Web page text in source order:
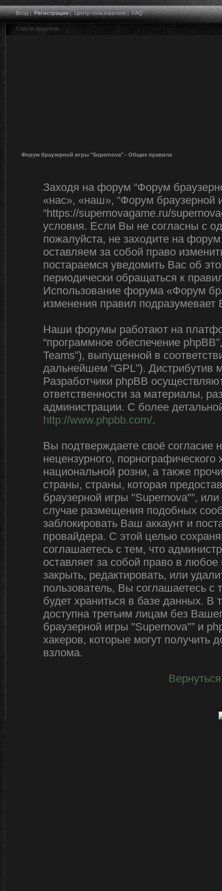
Вход|Регистрация|Центр пользователя|FAQ
Список форумов
Форум браузерной игры "Supernova" - Общие правила
Заходя на форум “Форум
«нас», «наш», “Форум браузерной
“https://supernovagame.ru/
условия. Если Вы не согласны с
пожалуйста, не заходите на
оставляем за собой право
постараемся уведомить Вас об
периодически обращаться к
Использование форума «Форум
изменения правил
Наши форумы работают на
“программное обеспечение
Teams”), выпущенной в
дальнейшем “GPL”). Дистрибутив
Разработчики phpBB
ответственности за материалы,
администрации. С более
http://www.phpbb.com/.
Вы подтверждаете своё согласие
нецензурного, порнографического
национальной розни, а также
страны, страны, которая
браузерной игры "Supernova"”,
случае размещения подобных
заблокировать Ваш аккаунт и
провайдера. С этой целью
соглашаетесь с тем, что
оставляет за собой право в
закрыть, редактировать, или
пользователь, Вы соглашаетесь
будет храниться в базе данных.
доступна третьим лицам без
браузерной игры "Supernova"” и
хакеров, которые могут получить
взлома.